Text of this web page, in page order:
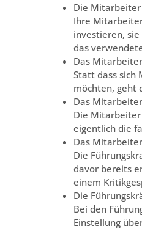
Die Mitarbeiter
Ihre
investieren,
das
Das
Statt dass sich
möchten, geht
Das
Die Mitarbeiter
eigentlich die
Das
Die
davor bereits
einem
Die
Bei den
Einstellung